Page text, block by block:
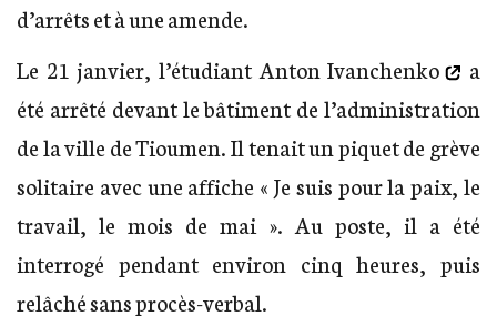
d’arrêts et à une amende.
Le 21 janvier, l’étudiant Anton Ivanchenko
a
été arrêté devant le bâtiment de l’administration
de la ville de Tioumen. Il tenait un piquet de grève
solitaire avec une affiche « Je suis pour la paix, le
travail, le mois de mai ». Au poste, il a été
interrogé pendant environ cinq heures, puis
relâché sans procès-verbal.